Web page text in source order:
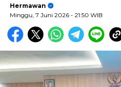
Hermawan
Minggu, 7 Juni 2026 - 21:50 WIB